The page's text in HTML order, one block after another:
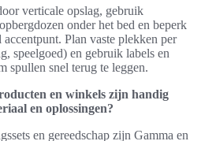
verticale opslag, gebruik
onder het bed en beperk
accentpunt. Plan vaste plekken per
speelgoed) en gebruik labels en
spullen snel terug te leggen.
en winkels zijn handig
en oplossingen?
en gereedschap zijn Gamma en